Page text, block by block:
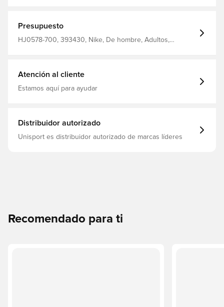
Presupuesto
HJ0578-700, 393430, Nike, De hombre, Adultos,
Atención al cliente
Estamos aquí para ayudar
Distribuidor autorizado
Unisport es distribuidor autorizado de marcas líderes
Recomendado para ti